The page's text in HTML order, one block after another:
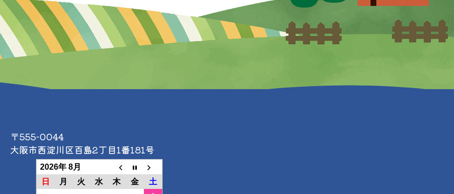
〒555-0044
大阪市西淀川区百島2丁目1番181号
2026年 8月
日
月 火 水 木 金
土